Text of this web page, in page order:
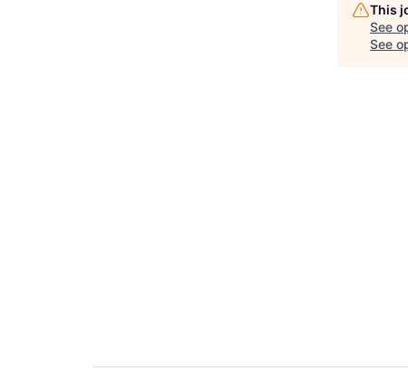
This
See
See